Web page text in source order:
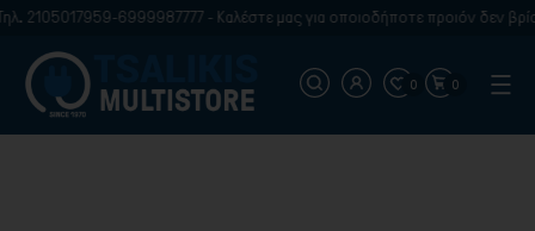
6999987777 - Καλέστε μας για οποιοδήποτε προιόν δεν βρίσκετε
0 0